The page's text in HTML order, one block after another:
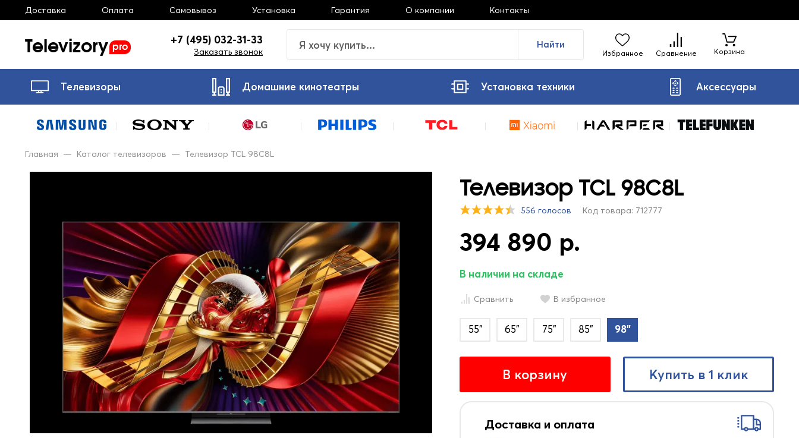
Доставка Оплата Самовывоз Установка Гарантия О компании Контакты
Televizory pro +7 (495) 032-31-33
Заказать звонок
Найти
Избранное Сравнение Корзина
Телевизоры Домашние кинотеатры Установка техники Аксессуары
Главная — Каталог телевизоров — Телевизор TCL 98C8L
Телевизор TCL 98C8L
556 голосов Код товара: 712777
394 890 р.
В наличии на складе
Сравнить В избранное
55" 65" 75" 85" 98"
В корзину Купить в 1 клик
Доставка и оплата